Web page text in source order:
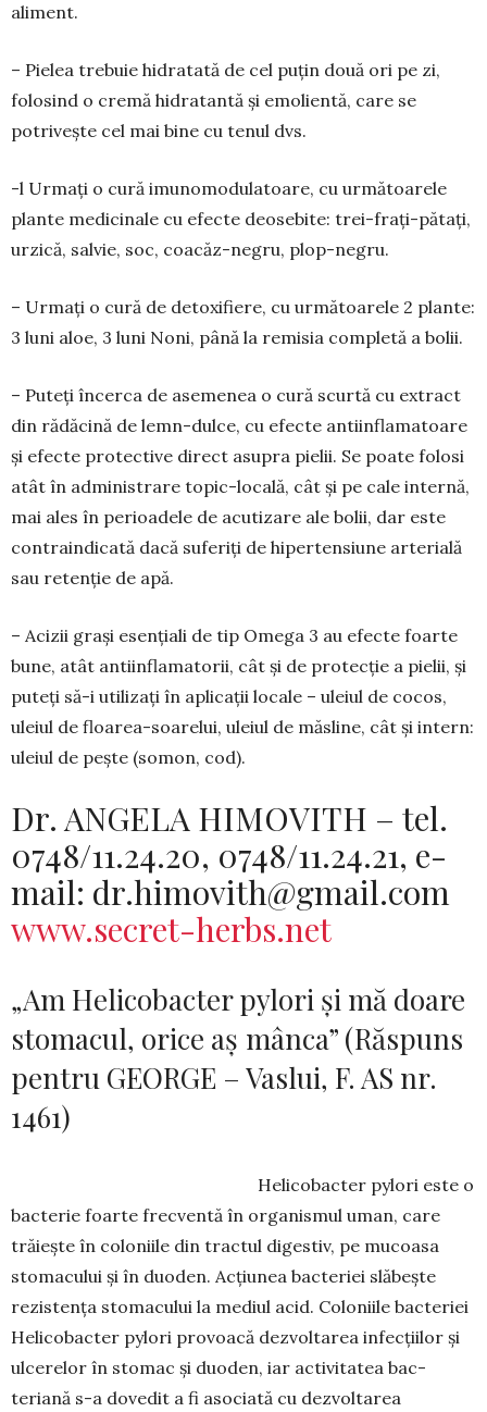
aliment.
– Pielea trebuie hidratată de cel puțin două ori pe zi,
folosind o cremă hidratantă și emolientă, care se
potrivește cel mai bine cu tenul dvs.
-l Urmați o cură imunomodulatoare, cu urmă­toarele
plante medicinale cu efecte deosebite: trei-frați-pătați,
urzică, salvie, soc, coacăz-negru, plop-negru.
– Urmați o cură de detoxifiere, cu următoarele 2 plante:
3 luni aloe, 3 luni Noni, până la remisia completă a bolii.
– Puteți încerca de asemenea o cură scurtă cu extract
din rădăcină de lemn-dulce, cu efecte antiinflamatoare
și efecte protective direct asupra pielii. Se poate folosi
atât în administrare topic-locală, cât și pe cale internă,
mai ales în perioadele de acutizare ale bolii, dar este
con­traindicată dacă suferiți de hipertensiune arterială
sau retenție de apă.
– Acizii grași esențiali de tip Omega 3 au efecte foarte
bune, atât antiinflamatorii, cât și de protecție a pielii, și
puteți să-i utilizați în apli­cații locale – uleiul de cocos,
uleiul de floarea-soa­relui, uleiul de măsline, cât și intern:
uleiul de pește (so­mon, cod).
Dr. ANGELA HIMOVITH – tel.
0748/11.24.20, 0748/11.24.21, e-
mail: dr.himovith@gmail.com
www.secret-herbs.net
„Am Helicobacter pylori și mă doare
stomacul, orice aș mânca” (Răspuns
pentru GEORGE – Vaslui, F. AS nr.
1461)
Helicobacter pylori este o
bacterie foarte frec­ventă în organismul uman, care
trăiește în coloniile din tractul digestiv, pe mucoasa
stomacului și în duoden. Acțiunea bacteriei slăbește
rezistența stomacului la mediul acid. Coloniile bacteriei
Heli­cobacter pylori provoacă dezvoltarea infecțiilor și
ulcerelor în stomac și duoden, iar activitatea bac­
teriană s-a dovedit a fi asociată cu dezvoltarea